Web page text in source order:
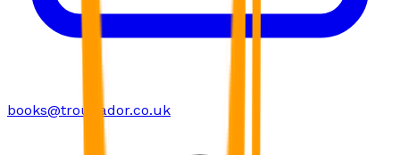
books@troubador.co.uk